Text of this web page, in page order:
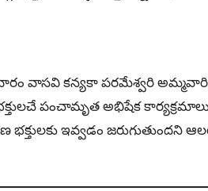
వాసవి కన్యకా పరమేశ్వరి
పంచామృత అభిషేక
ఇవ్వడం జరుగుతుంద‌ని